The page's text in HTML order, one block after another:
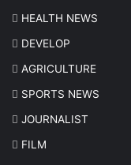
HEALTH NEWS
DEVELOP
AGRICULTURE
SPORTS NEWS
JOURNALIST
FILM